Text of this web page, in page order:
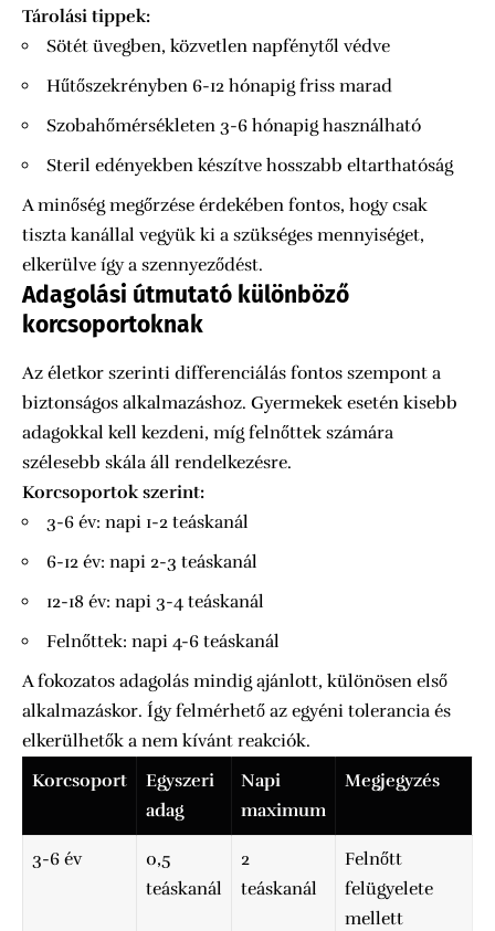
Tárolási tippek:
Sötét üvegben, közvetlen napfénytől védve
Hűtőszekrényben 6-12 hónapig friss marad
Szobahőmérsékleten 3-6 hónapig használható
Steril edényekben készítve hosszabb eltarthatóság
A minőség megőrzése érdekében fontos, hogy csak
tiszta kanállal vegyük ki a szükséges mennyiséget,
elkerülve így a szennyeződést.
Adagolási útmutató különböző
korcsoportoknak
Az életkor szerinti differenciálás fontos szempont a
biztonságos alkalmazáshoz. Gyermekek esetén kisebb
adagokkal kell kezdeni, míg felnőttek számára
szélesebb skála áll rendelkezésre.
Korcsoportok szerint:
3-6 év: napi 1-2 teáskanál
6-12 év: napi 2-3 teáskanál
12-18 év: napi 3-4 teáskanál
Felnőttek: napi 4-6 teáskanál
A fokozatos adagolás mindig ajánlott, különösen első
alkalmazáskor. Így felmérhető az egyéni tolerancia és
elkerülhetők a nem kívánt reakciók.
Korcsoport
Egyszeri
adag
Napi
maximum
Megjegyzés
3-6 év
0,5
teáskanál
2
teáskanál
Felnőtt
felügyelete
mellett